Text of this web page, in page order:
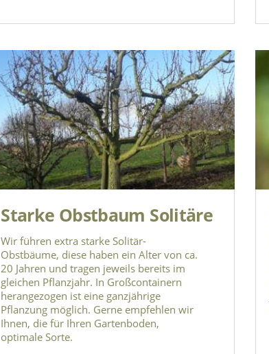
Starke Obstbaum Solitäre
Wir führen extra starke Solitär-
Obstbäume, diese haben ein Alter von ca.
20 Jahren und tragen jeweils bereits im
gleichen Pflanzjahr. In Großcontainern
herangezogen ist eine ganzjährige
Pflanzung möglich. Gerne empfehlen wir
Ihnen, die für Ihren Gartenboden,
optimale Sorte.